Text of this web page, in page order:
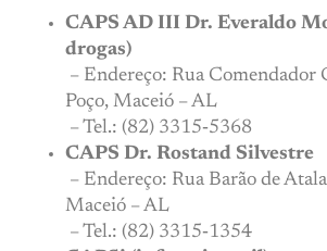
CAPS AD III Dr. Everaldo
drogas)
– Endereço: Rua Comendador
Poço, Maceió – AL
– Tel.: (82) 3315‑5368
CAPS Dr. Rostand Silvestre
– Endereço: Rua Barão de
Maceió – AL
– Tel.: (82) 3315‑1354